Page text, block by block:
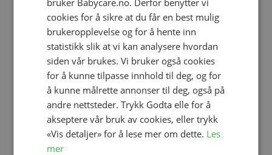
Legg til
Formsydd Laken, Stokke®
kr 440,00
Legg til
Formsydd Laken, Stokke®
Sleepi™ V3, Flower Ecru
bruker Babycare.no. Derfor benytter vi
cookies for å sikre at du får en best mulig
brukeropplevelse og for å hente inn
statistikk slik at vi kan analysere hvordan
siden vår brukes. Vi bruker også cookies
for å kunne tilpasse innhold til deg, og for
å kunne målrette annonser til deg, også på
andre nettsteder. Trykk Godta elle for å
akseptere vår bruk av cookies, eller trykk
«Vis detaljer» for å lese mer om dette. Les
mer